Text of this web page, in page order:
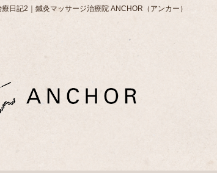
日記2｜鍼灸マッサージ治療院 ANCHOR（アンカー）